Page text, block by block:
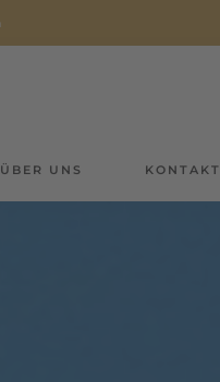
ÜBER UNS KONTAKT